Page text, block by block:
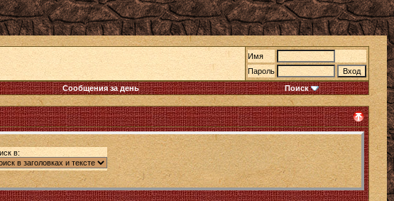
Имя
Пароль
Сообщения за день Поиск
в: